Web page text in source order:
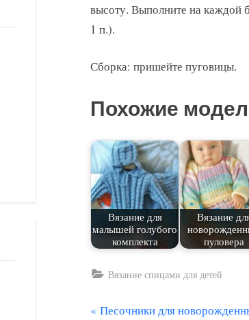
высоту. Выполните на каждой
1 п.).
Сборка: пришейте пуговицы.
Похожие
Вязание для
малышей голубого
комплекта
Вязание
пуловера
Вязание спицами для детей
Навигация
П
Песочники для